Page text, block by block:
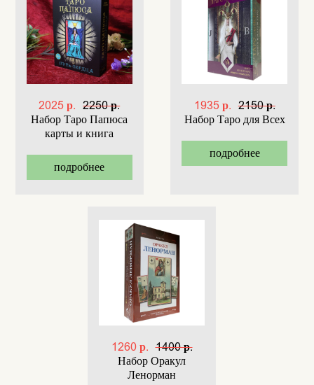
2025 р. 2250 р.
Набор Таро Папюса
карты и книга
подробнее
1935 р. 2150 р.
Набор Таро для Всех
подробнее
1260 р. 1400 р.
Набор Оракул
Ленорман